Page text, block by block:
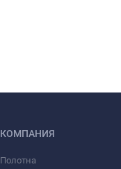
КОМПАНИЯ
Полотна